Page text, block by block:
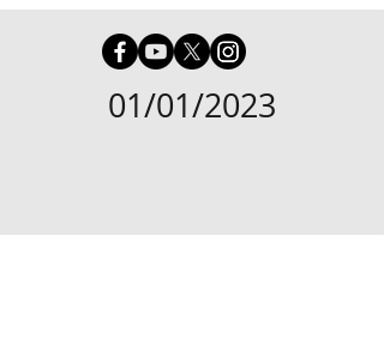
01/01/2023